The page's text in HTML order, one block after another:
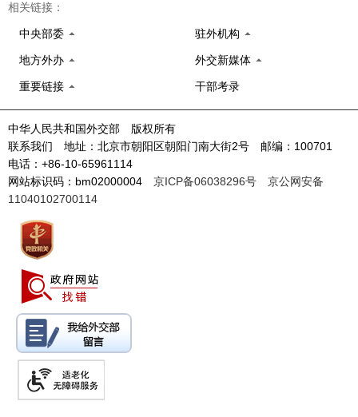
相关链接：
中央部委 驻外机构
地方外办 外交新媒体
重要链接 干部考录
中华人民共和国外交部 版权所有
联系我们 地址：北京市朝阳区朝阳门南大街2号 邮编：100701
电话：+86-10-65961114
网站标识码：bm02000004 京ICP备06038296号
京公网安备
11040102700114